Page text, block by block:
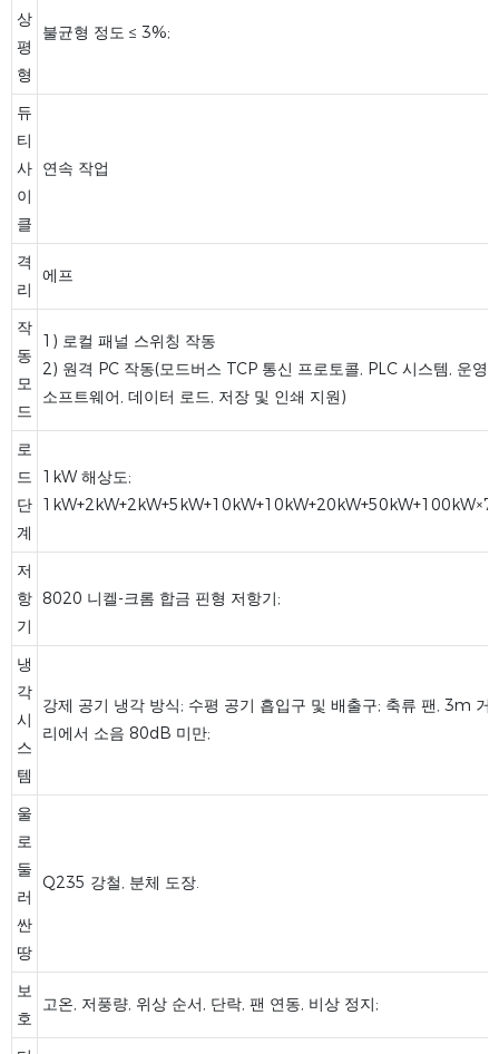
상
평
형
불균형 정도 ≤ 3%;
듀
티
사
이
클
연속 작업
격
리
에프
작
동
모
드
1) 로컬 패널 스위칭 작동
2) 원격 PC 작동(모드버스 TCP 통신 프로토콜, PLC 시스템, 운영
소프트웨어, 데이터 로드, 저장 및 인쇄 지원)
로
드
단
계
1kW 해상도;
1kW+2kW+2kW+5kW+10kW+10kW+20kW+50kW+100kW×7;
저
항
기
8020 니켈-크롬 합금 핀형 저항기;
냉
각
시
스
템
강제 공기 냉각 방식; 수평 공기 흡입구 및 배출구; 축류 팬, 3m 거
리에서 소음 80dB 미만;
울
로
둘
러
싼
땅
Q235 강철, 분체 도장.
보
호
고온, 저풍량, 위상 순서, 단락, 팬 연동, 비상 정지;